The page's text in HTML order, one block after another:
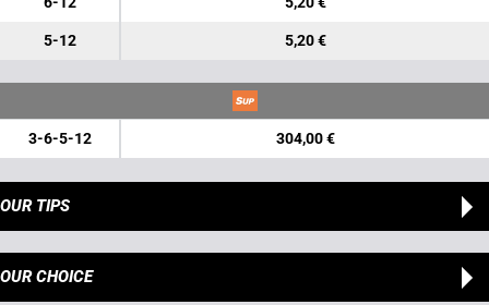
5-12 5,20 €
3-6-5-12 304,00 €
OUR TIPS
OUR CHOICE